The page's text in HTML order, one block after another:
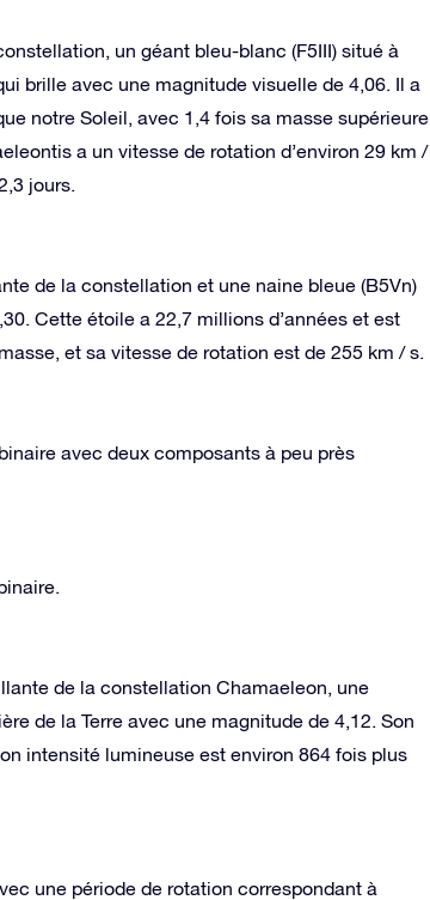
un géant bleu-blanc (F5III) situé à
brille avec une magnitude visuelle de 4,06. Il a
notre Soleil, avec 1,4 fois sa masse supérieure
a un vitesse de rotation d’environ 29 km /
jours.
de la constellation et une naine bleue (B5Vn)
Cette étoile a 22,7 millions d’années et est
et sa vitesse de rotation est de 255 km / s.
avec deux composants à peu près
de la constellation Chamaeleon, une
de la Terre avec une magnitude de 4,12. Son
intensité lumineuse est environ 864 fois plus
une période de rotation correspondant à